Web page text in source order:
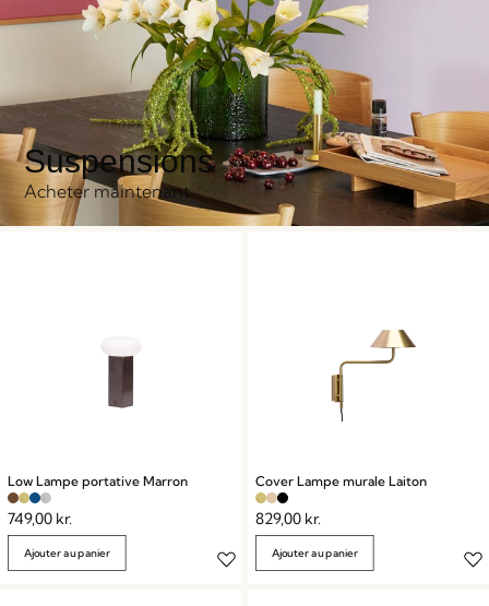
Suspensions
Acheter maintenant
Low Lampe portative Marron
749,00 kr.
Ajouter au panier
Cover Lampe murale Laiton
829,00 kr.
Ajouter au panier